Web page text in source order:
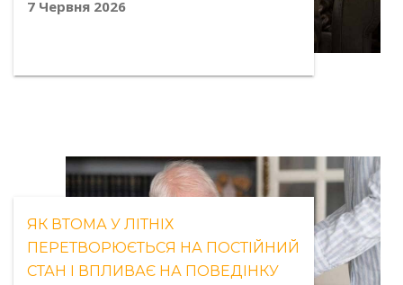
7 Червня 2026
ЯК ВТОМА У ЛІТНІХ
ПЕРЕТВОРЮЄТЬСЯ НА ПОСТІЙНИЙ
СТАН І ВПЛИВАЄ НА ПОВЕДІНКУ